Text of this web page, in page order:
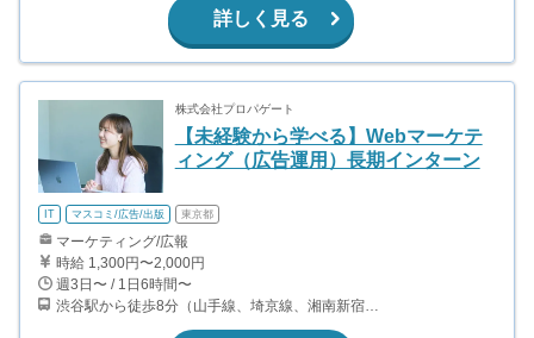
詳しく見る
株式会社プロパゲート
【未経験から学べる】Webマーケテ
ィング（広告運用）長期インターン
IT マスコミ/広告/出版 東京都
マーケティング/広報
時給 1,300円〜2,000円
週3日〜 / 1日6時間〜
渋谷駅から徒歩8分（山手線、埼京線、湘南新宿ライン、銀座線、他） 表参道駅から徒歩9分（銀座線、半蔵門線、千代田線）